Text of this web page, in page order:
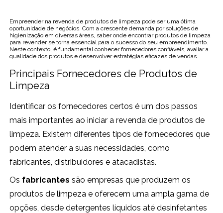
Empreender na revenda de produtos de limpeza pode ser uma ótima
oportunidade de negócios. Com a crescente demanda por soluções de
higienização em diversas áreas, saber onde encontrar produtos de limpeza
para revender se torna essencial para o sucesso do seu empreendimento.
Neste contexto, é fundamental conhecer fornecedores confiáveis, avaliar a
qualidade dos produtos e desenvolver estratégias eficazes de vendas.
Principais Fornecedores de Produtos de
Limpeza
Identificar os fornecedores certos é um dos passos
mais importantes ao iniciar a revenda de produtos de
limpeza. Existem diferentes tipos de fornecedores que
podem atender a suas necessidades, como
fabricantes, distribuidores e atacadistas.
Os fabricantes são empresas que produzem os
produtos de limpeza e oferecem uma ampla gama de
opções, desde detergentes líquidos até desinfetantes